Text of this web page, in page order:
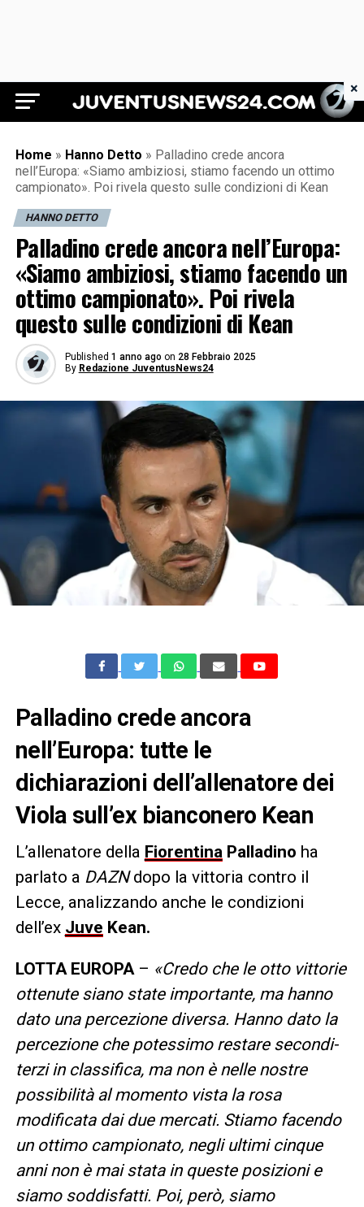
Juventus News 24
Home » Hanno Detto » Palladino crede ancora
nell’Europa: «Siamo ambiziosi, stiamo facendo un ottimo
campionato». Poi rivela questo sulle condizioni di Kean
HANNO DETTO
Palladino crede ancora nell’Europa:
«Siamo ambiziosi, stiamo facendo un
ottimo campionato». Poi rivela
questo sulle condizioni di Kean
Published 1 anno ago on 28 Febbraio 2025
By Redazione JuventusNews24
Palladino crede ancora
nell’Europa: tutte le
dichiarazioni dell’allenatore dei
Viola sull’ex bianconero Kean
L’allenatore della Fiorentina Palladino ha
parlato a DAZNdopo la vittoria contro il
Lecce, analizzando anche le condizioni
dell’ex Juve Kean.
LOTTA EUROPA – «Credo che le otto vittorie
ottenute siano state importante, ma hanno
dato una percezione diversa. Hanno dato la
percezione che potessimo restare secondi-
terzi in classifica, ma non è nelle nostre
possibilità al momento vista la rosa
modificata dai due mercati. Stiamo facendo
un ottimo campionato, negli ultimi cinque
anni non è mai stata in queste posizioni e
siamo soddisfatti. Poi, però, siamo
×